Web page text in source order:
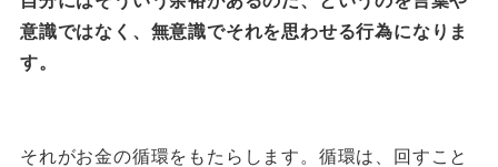
意識ではなく、無意識でそれを思わせる行為になりま
す。
それがお金の循環をもたらします。循環は、回すこと